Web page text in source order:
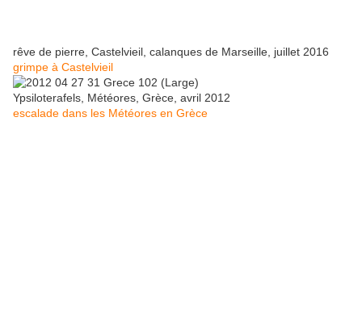
rêve de pierre, Castelvieil, calanques de Marseille, juillet 2016
grimpe à Castelvieil
Ypsiloterafels, Météores, Grèce, avril 2012
escalade dans les Météores en Grèce